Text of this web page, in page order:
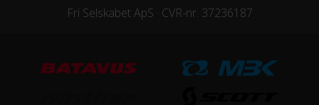
Ramme
Fri Selskabet ApS · CVR-nr. 37236187